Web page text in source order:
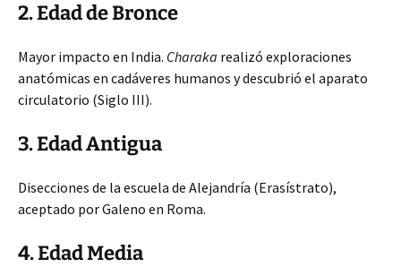
2. Edad de Bronce
Mayor impacto en India. Charaka realizó exploraciones
anatómicas en cadáveres humanos y descubrió el aparato
circulatorio (Siglo III).
3. Edad Antigua
Disecciones de la escuela de Alejandría (Erasístrato),
aceptado por Galeno en Roma.
4. Edad Media